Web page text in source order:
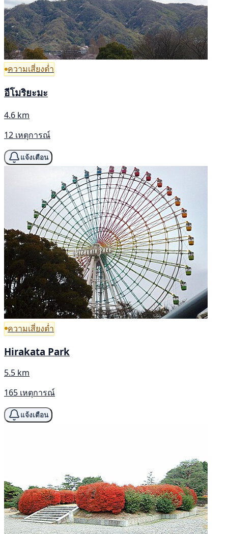
ความเสี่ยงต่ำ
อีโมริยะมะ
4.6 km
12 เหตุการณ์
แจ้งเตือน
ความเสี่ยงต่ำ
Hirakata Park
5.5 km
165 เหตุการณ์
แจ้งเตือน